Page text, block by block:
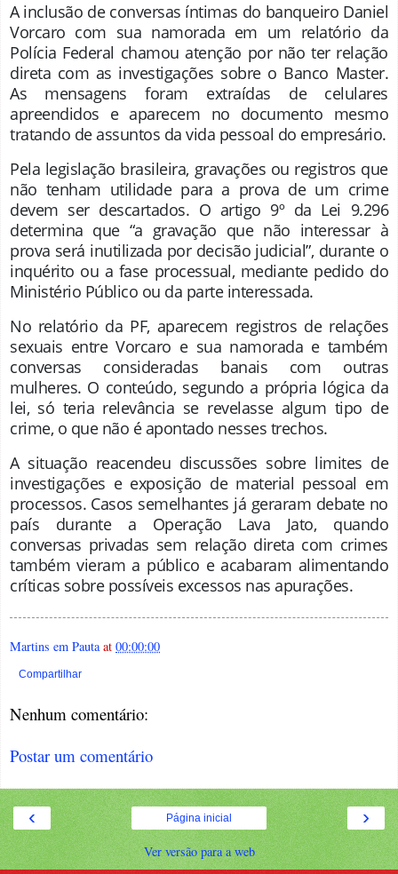
A inclusão de conversas íntimas do banqueiro Daniel
Vorcaro com sua namorada em um relatório da
Polícia Federal chamou atenção por não ter relação
direta com as investigações sobre o Banco Master.
As mensagens foram extraídas de celulares
apreendidos e aparecem no documento mesmo
tratando de assuntos da vida pessoal do empresário.
Pela legislação brasileira, gravações ou registros que
não tenham utilidade para a prova de um crime
devem ser descartados. O artigo 9º da Lei 9.296
determina que “a gravação que não interessar à
prova será inutilizada por decisão judicial”, durante o
inquérito ou a fase processual, mediante pedido do
Ministério Público ou da parte interessada.
No relatório da PF, aparecem registros de relações
sexuais entre Vorcaro e sua namorada e também
conversas consideradas banais com outras
mulheres. O conteúdo, segundo a própria lógica da
lei, só teria relevância se revelasse algum tipo de
crime, o que não é apontado nesses trechos.
A situação reacendeu discussões sobre limites de
investigações e exposição de material pessoal em
processos. Casos semelhantes já geraram debate no
país durante a Operação Lava Jato, quando
conversas privadas sem relação direta com crimes
também vieram a público e acabaram alimentando
críticas sobre possíveis excessos nas apurações.
Martins em Pauta at 00:00:00
Compartilhar
Nenhum comentário:
Postar um comentário
‹ ›
Página inicial
Ver versão para a web